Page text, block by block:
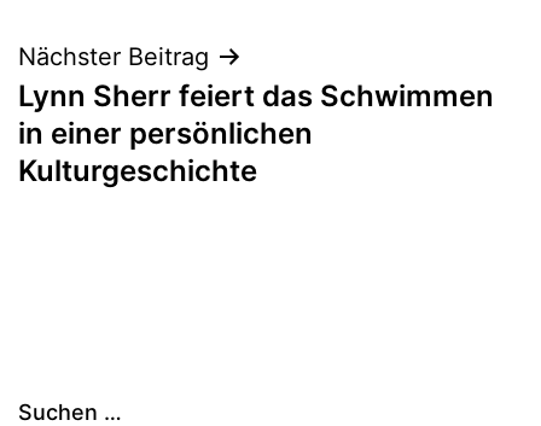
Nächster Beitrag
Lynn Sherr feiert das Schwimmen
in einer persönlichen
Kulturgeschichte
Suchen …